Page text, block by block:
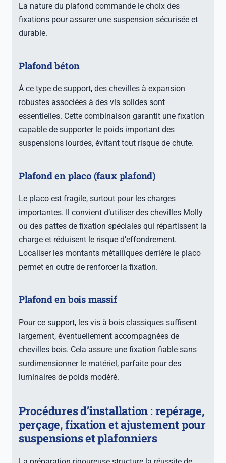
La nature du plafond commande le choix des
fixations pour assurer une suspension sécurisée et
durable.
Plafond béton
À ce type de support, des chevilles à expansion
robustes associées à des vis solides sont
essentielles. Cette combinaison garantit une fixation
capable de supporter le poids important des
suspensions lourdes, évitant tout risque de chute.
Plafond en placo (faux plafond)
Le placo est fragile, surtout pour les charges
importantes. Il convient d’utiliser des chevilles Molly
ou des pattes de fixation spéciales qui répartissent la
charge et réduisent le risque d’effondrement.
Localiser les montants métalliques derrière le placo
permet en outre de renforcer la fixation.
Plafond en bois massif
Pour ce support, les vis à bois classiques suffisent
largement, éventuellement accompagnées de
chevilles bois. Cela assure une fixation fiable sans
surdimensionner le matériel, parfaite pour des
luminaires de poids modéré.
Procédures d’installation : repérage,
perçage, fixation et ajustement pour
suspensions et plafonniers